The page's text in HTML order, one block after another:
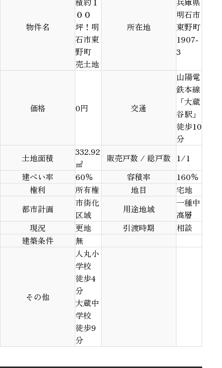
物件名
００
坪！明
石市東
野町
売土地
所在地
明石市
東野町
1907-
3
価格 0円 交通
山陽電
鉄本線
「大蔵
谷駅」
徒歩10
分
土地面積
332.92
㎡
販売戸数 / 総戸数 1/1
建ぺい率
60％ 容積率
160％
権利
所有権 地目
宅地
都市計画
市街化
区域
用途地域
一種中
高層
現況
更地 引渡時期
相談
建築条件
無
その他
人丸小
学校
徒歩4
分
大蔵中
学校
徒歩9
分